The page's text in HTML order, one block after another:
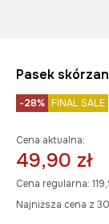
Pasek
-28% FINAL SALE
Cena aktualna:
49,90 zł
Cena regularna:
Najniższa cena z